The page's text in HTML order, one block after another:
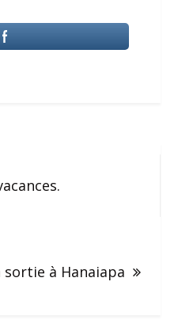
sortie à Hanaiapa